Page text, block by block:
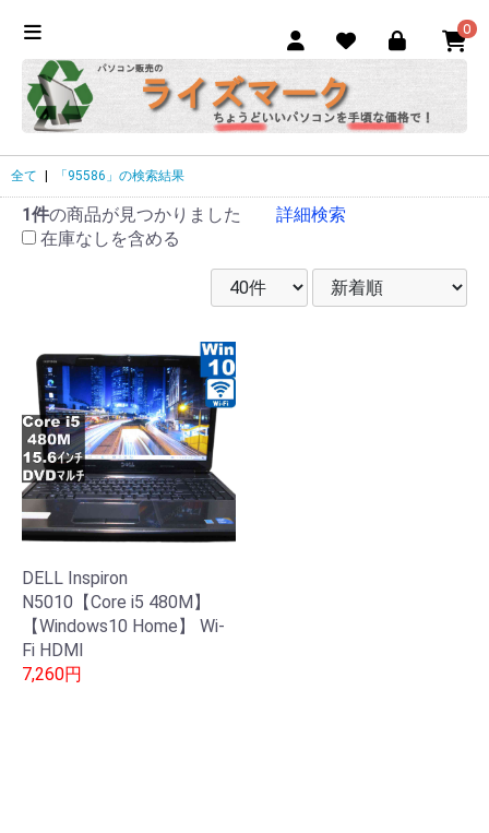
0
全て 「95586」の検索結果
1件の商品が見つかりました
詳細検索
在庫なしを含める
DELL Inspiron
N5010【Core i5 480M】
【Windows10 Home】 Wi-
Fi HDMI
7,260円